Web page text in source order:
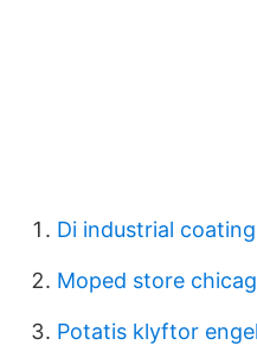
Di industrial
Moped store
Potatis klyftor